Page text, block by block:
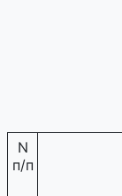
N
п/п